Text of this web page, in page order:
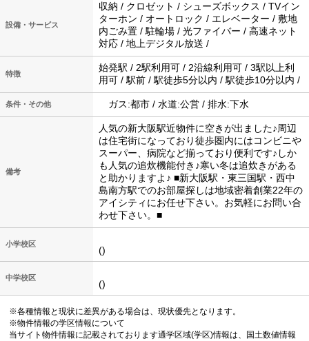
設備・サービス
収納 / クロゼット / シューズボックス / TVイン
ターホン / オートロック / エレベーター / 敷地
内ごみ置 / 駐輪場 / 光ファイバー / 高速ネット
対応 / 地上デジタル放送 /
特徴
始発駅 / 2駅利用可 / 2沿線利用可 / 3駅以上利
用可 / 駅前 / 駅徒歩5分以内 / 駅徒歩10分以内 /
条件・その他 ガス:都市 / 水道:公営 / 排水:下水
備考
人気の新大阪駅近物件に空きが出ました♪周辺
は住宅街になっており徒歩圏内にはコンビニや
スーパー、病院など揃っており便利です♪しか
も人気の追炊機能付き♪寒い冬は追炊きがある
と助かりますよ♪ ■新大阪駅・東三国駅・西中
島南方駅でのお部屋探しは地域密着創業22年の
アイシティにお任せ下さい。お気軽にお問い合
わせ下さい。■
小学校区
()
中学校区
()
※各種情報と現状に差異がある場合は、現状優先となります。
※物件情報の学区情報について
当サイト物件情報に記載されております通学区域(学区)情報は、国土数値情報